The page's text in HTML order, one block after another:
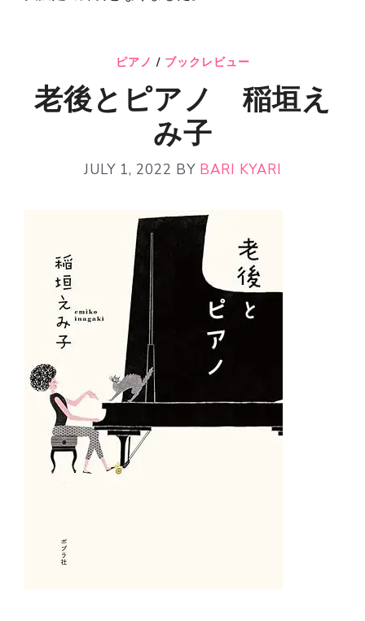
ピアノ / ブックレビュー
老後とピアノ 稲垣え
み子
JULY 1, 2022 BY BARI KYARI